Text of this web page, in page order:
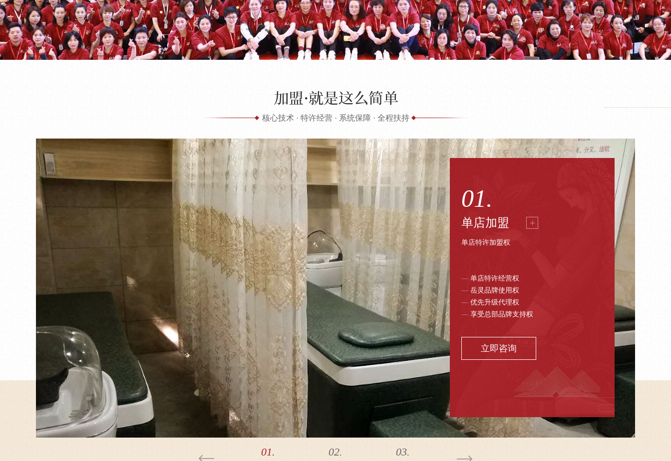
核心技术 · 特许经营 · 系统保障 · 全程扶持
01.
单店加盟
单店特许加盟权
—单店特许经营权
—岳灵品牌使用权
—优先升级代理权
—享受总部品牌支持权
立即咨询
01. 02. 03.